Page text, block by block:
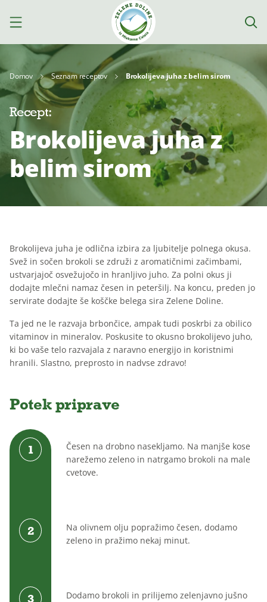
Izdelki
Mleko Jogurti Siri
Kajmak
Za
Brez
laktoze
Brez
dodanega
sladkorja
Za
otroke
Domov Seznam receptov Brokolijeva juha z belim sirom
Recept:
Brokolijeva juha z
belim sirom
Brokolijeva juha je odlična izbira za ljubitelje polnega okusa.
Svež in sočen brokoli se združi z aromatičnimi začimbami,
ustvarjajoč osvežujočo in hranljivo juho. Za polni okus ji
dodajte mlečni namaz česen in peteršilj. Na koncu, preden jo
servirate dodajte še koščke belega sira Zelene Doline.
Ta jed ne le razvaja brbončice, ampak tudi poskrbi za obilico
vitaminov in mineralov. Poskusite to okusno brokolijevo juho,
ki bo vaše telo razvajala z naravno energijo in koristnimi
hranili. Slastno, preprosto in nadvse zdravo!
Potek priprave
Česen na drobno nasekljamo. Na manjše kose
narežemo zeleno in natrgamo brokoli na male
cvetove.
Na olivnem olju popražimo česen, dodamo
zeleno in pražimo nekaj minut.
Dodamo brokoli in prilijemo zelenjavno jušno